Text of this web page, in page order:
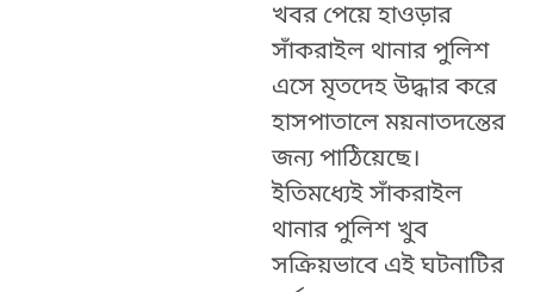
খবর পেয়ে হাওড়ার
সাঁকরাইল থানার পুলিশ
এসে মৃতদেহ উদ্ধার করে
হাসপাতালে ময়নাতদন্তের
জন্য পাঠিয়েছে।
ইতিমধ্যেই সাঁকরাইল
থানার পুলিশ খুব
সক্রিয়ভাবে এই ঘটনাটির